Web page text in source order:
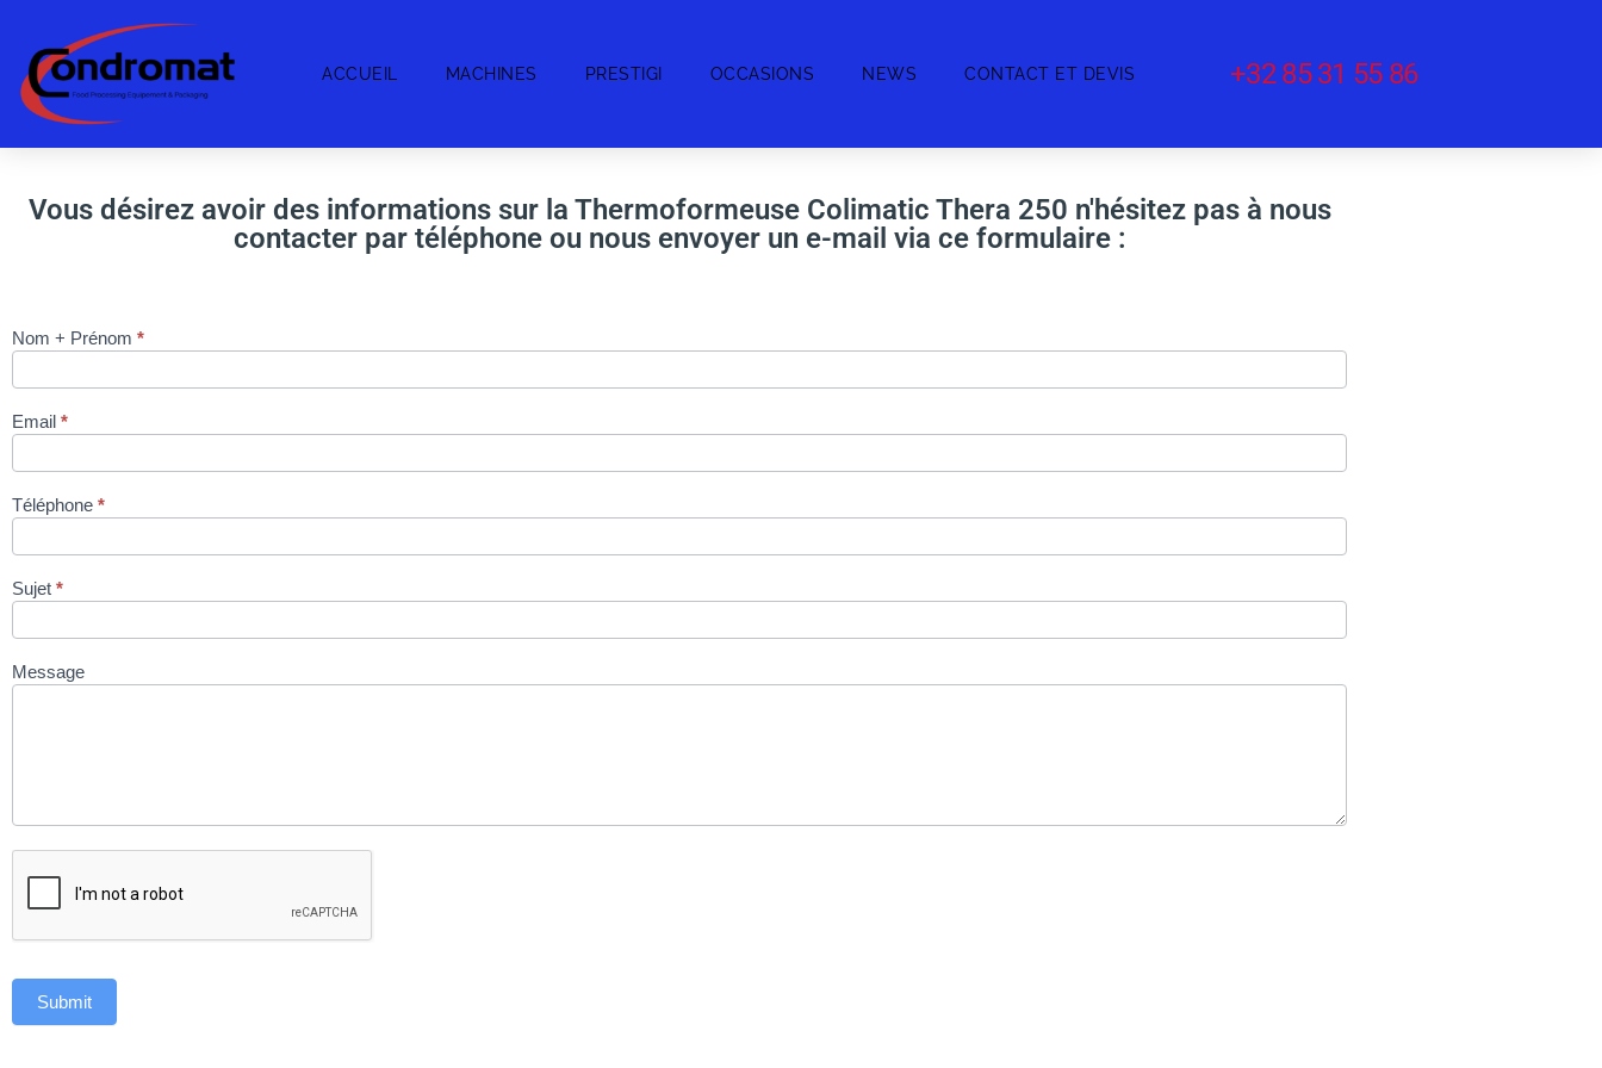
ACCUEIL MACHINES PRESTIGI OCCASIONS NEWS CONTACT ET DEVIS +32 85 31 55 86
Vous désirez avoir des informations sur la Thermoformeuse Colimatic Thera 250 n'hésitez pas à nous
contacter par téléphone ou nous envoyer un e-mail via ce formulaire :
Thermoformeuse
condromat.be
Nom + Prénom *
Email *
Téléphone *
Sujet *
Message
Submit